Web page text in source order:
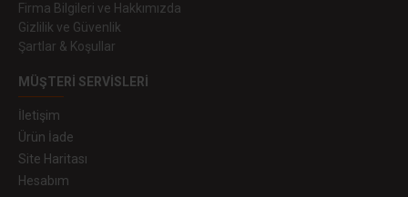
Firma Bilgileri ve Hakkımızda
Gizlilik ve Güvenlik
Şartlar & Koşullar
MÜŞTERI SERVISLERI
İletişim
Ürün İade
Site Haritası
Hesabım